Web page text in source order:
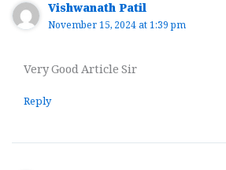
Vishwanath Patil
November 15, 2024 at 1:39 pm
Very Good Article Sir
Reply